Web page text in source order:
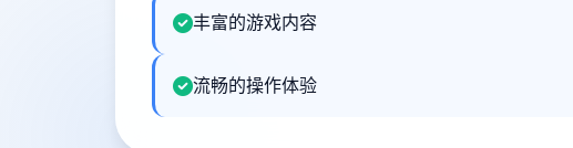
丰富的游戏内容
流畅的操作体验